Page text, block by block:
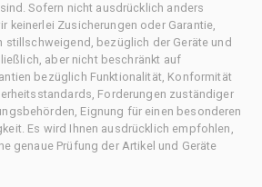
Sofern nicht ausdrücklich anders
keinerlei Zusicherungen oder Garantie,
stillschweigend, bezüglich der Geräte und
aber nicht beschränkt auf
bezüglich Funktionalität, Konformität
Forderungen zuständiger
Eignung für einen besonderen
Es wird Ihnen ausdrücklich empfohlen,
genaue Prüfung der Artikel und Geräte